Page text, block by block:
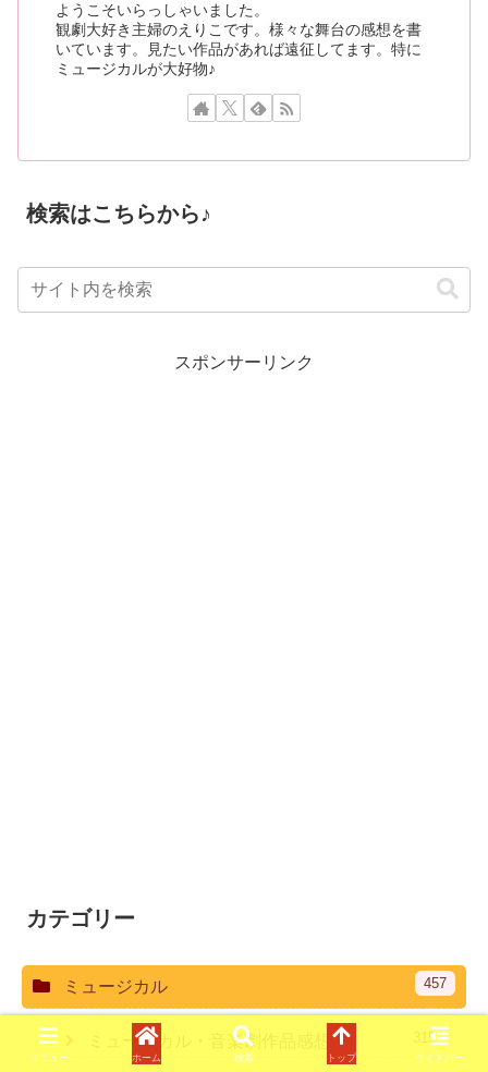
ようこそいらっしゃいました。
観劇大好き主婦のえりこです。様々な舞台の感想を書
いています。見たい作品があれば遠征してます。特に
ミュージカルが大好物♪
検索はこちらから♪
スポンサーリンク
カテゴリー
ミュージカル 457
ミュージカル・音楽劇作品感想 315
メニュー ホーム 検索 トップ サイドバー